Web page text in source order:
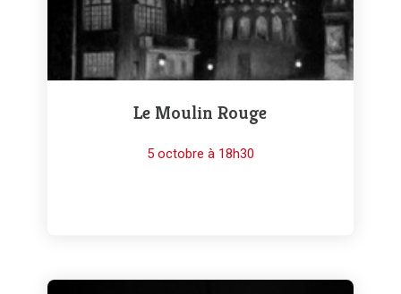
Le Moulin Rouge
5 octobre à 18h30